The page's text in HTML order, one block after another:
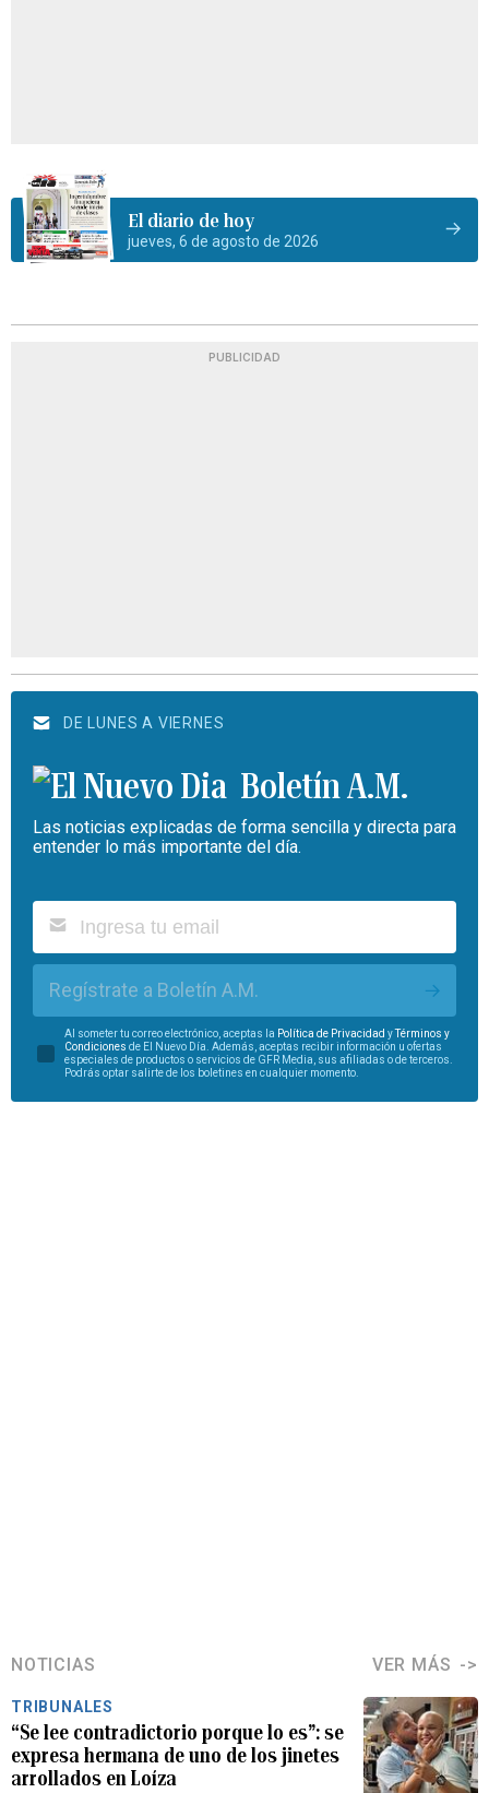
El diario de hoy
jueves, 6 de agosto de 2026
PUBLICIDAD
DE LUNES A VIERNES
Boletín A.M.
Las noticias explicadas de forma sencilla y directa para
entender lo más importante del día.
Regístrate a Boletín A.M.
Al someter tu correo electrónico, aceptas la Política de Privacidad yTérminos y
Condiciones de El Nuevo Día. Además, aceptas recibir información u ofertas
especiales de productos o servicios de GFR Media, sus afiliadas o de terceros.
Podrás optar salirte de los boletines en cualquier momento.
NOTICIAS VER MÁS
TRIBUNALES
“Se lee contradictorio porque lo es”: se
expresa hermana de uno de los jinetes
arrollados en Loíza